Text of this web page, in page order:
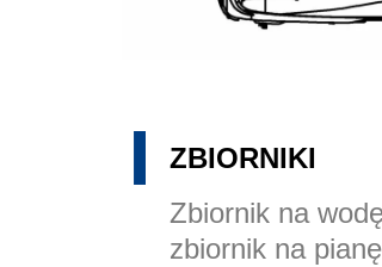
ZBIORNIKI
Zbiornik na
zbiornik na